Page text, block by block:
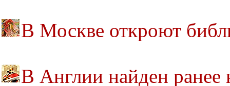
В Москве откроют
В Англии найден ранее